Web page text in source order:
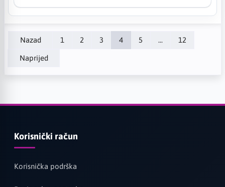
Nazad 1 2 3 4 5 ... 12
Naprijed
Korisnički račun
Korisnička podrška